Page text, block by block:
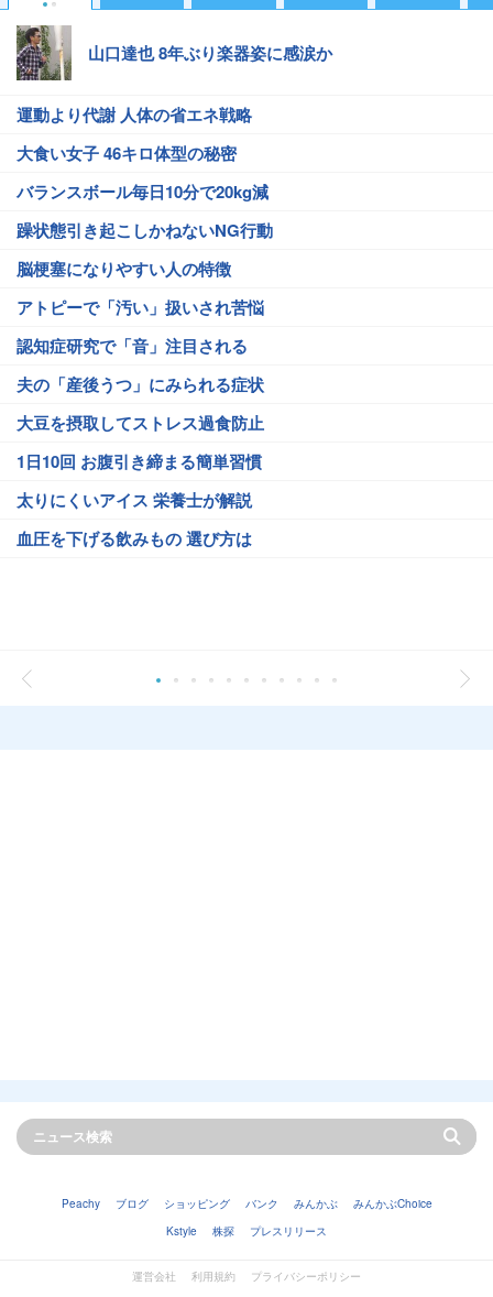
山口達也 8年ぶり楽器姿に感涙か
運動より代謝 人体の省エネ戦略
大食い女子 46キロ体型の秘密
バランスボール毎日10分で20kg減
躁状態引き起こしかねないNG行動
脳梗塞になりやすい人の特徴
アトピーで「汚い」扱いされ苦悩
認知症研究で「音」注目される
夫の「産後うつ」にみられる症状
大豆を摂取してストレス過食防止
1日10回 お腹引き締まる簡単習慣
太りにくいアイス 栄養士が解説
血圧を下げる飲みもの 選び方は
Peachy ブログ ショッピング バンク みんかぶ
みんかぶChoice
Kstyle
株探 プレスリリース
運営会社 利用規約
プライバシーポリシー